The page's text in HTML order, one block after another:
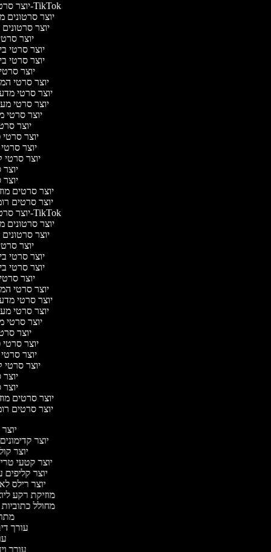
יוצר סרטונים ל-TikTok
יוצר סרטונים
יוצר
יוצר
יוצר סרטי
יוצר סרטי
יוצר
יוצר סרטי
יוצר סרטי מדע
יוצר סרטי
יוצר סרטי
יוצר
יוצר סרטי
יוצר
יוצר סרטי
יוצר סרטים
יוצר סרטים
יוצר סרטונים ל-TikTok
יוצר סרטונים
יוצר
יוצר
יוצר סרטי
יוצר סרטי
יוצר
יוצר סרטי
יוצר סרטי מדע
יוצר סרטי
יוצר סרטי
יוצר
יוצר סרטי
יוצר
יוצר סרטי
יוצר סרטים
יוצר סרטים
יוצר
יוצר
יוצר קטעי
יוצר
יוצר רילס
מוזיקת רקע
מחולל
עורך
עורך